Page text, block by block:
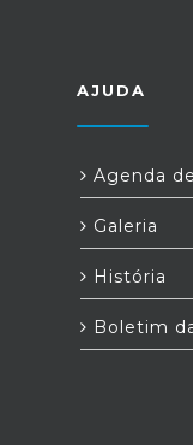
AJUDA
Agenda
Galeria
História
Boletim